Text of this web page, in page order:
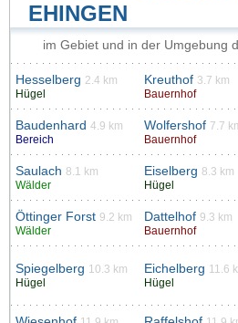
EHINGEN
im Gebiet und in der Umgebung
Hesselberg 2.4 km
Hügel
Kreuthof 3.7 km
Bauernhof
Baudenhard 4.9 km
Bereich
Wolfershof 7.7
Bauernhof
Saulach 8.1 km
Wälder
Eiselberg 8.3 km
Hügel
Öttinger Forst 9.2 km
Wälder
Dattelhof 9.3 km
Bauernhof
Spiegelberg 10.3 km
Hügel
Eichelberg 11.6
Hügel